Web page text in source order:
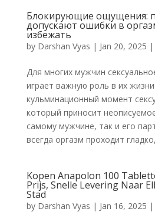
Блокирующие ощущения:
допускают ошибки в
избежать
by Darshan Vyas | Jan 20, 2025 |
Для многих мужчин
играет важную роль в их
кульминационный момент
который приносит
самому мужчине, так и его
всегда оргазм проходит
Kopen Anapolon 100
Prijs, Snelle Levering Naar
Stad
by Darshan Vyas | Jan 16, 2025 |